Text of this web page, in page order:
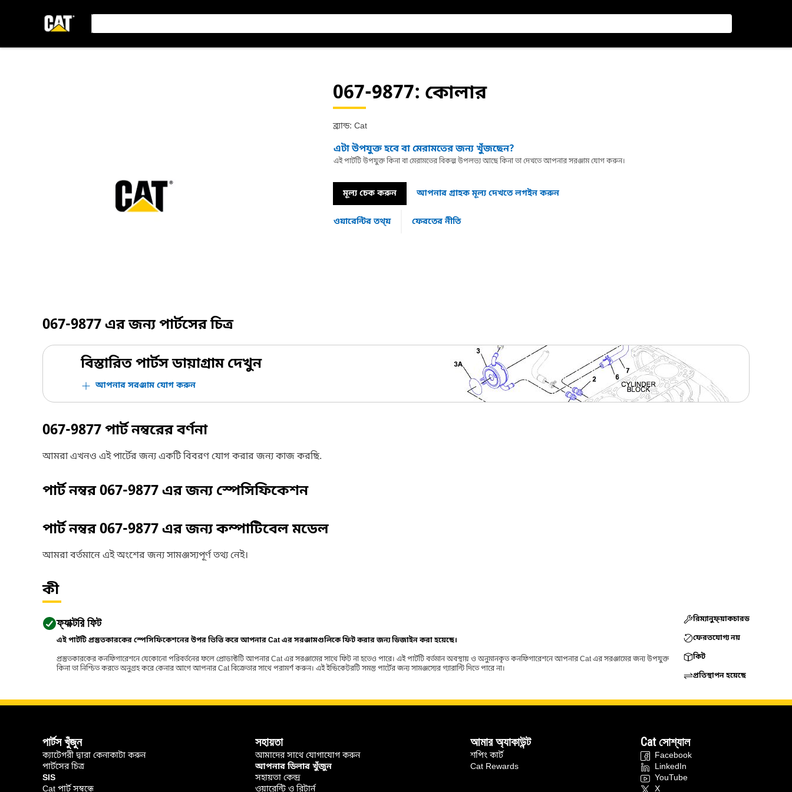
067-9877: কোলার
ব্র্যান্ড: Cat
এটা উপযুক্ত হবে বা মেরামতের জন্য খুঁজছেন?
এই পার্টটি উপযুক্ত কিনা বা মেরামতের বিকল্প উপলভ্য আছে কিনা তা দেখতে আপনার সরঞ্জাম যোগ করুন।
মূল্য চেক করুন আপনার গ্রাহক মূল্য দেখতে লগইন করুন
ওয়ারেন্টির তথ্য় ফেরতের নীতি
067-9877এর জন্য পার্টসের চিত্র
বিস্তারিত পার্টস ডায়াগ্রাম দেখুন
আপনার সরঞ্জাম যোগ করুন
067-9877পার্ট নম্বরের বর্ণনা
আমরা এখনও এই পার্টের জন্য একটি বিবরণ যোগ করার জন্য কাজ করছি.
পার্ট নম্বর067-9877এর জন্য স্পেসিফিকেশন
পার্ট নম্বর067-9877এর জন্য কম্পাটিবেল মডেল
আমরা বর্তমানে এই অংশের জন্য সামঞ্জস্যপূর্ণ তথ্য নেই।
কী
ফ্যাক্টরি ফিট
এই পার্টটি প্রস্তুতকারকের স্পেসিফিকেশনের উপর ভিত্তি করে আপনার Cat এর সরঞ্জামগুলিকে ফিট করার জন্য ডিজাইন করা হয়েছে।
প্রস্তুতকারকের কনফিগারেশনে যেকোনো পরিবর্তনের ফলে প্রোডাক্টটি আপনার Cat এর সরঞ্জামের সাথে ফিট না হতেও পারে। এই পার্টটি বর্তমান অবস্থায় ও অনুমানকৃত কনফিগারেশনে আপনার Cat এর সরঞ্জামের জন্য উপযুক্ত
কিনা তা নিশ্চিত করতে অনুগ্রহ করে কেনার আগে আপনার Cat বিক্রেতার সাথে পরামর্শ করুন। এই ইন্ডিকেটরটি সমস্ত পার্টের জন্য সামঞ্জস্যের গ্যারান্টি দিতে পারে না।
রিম্যানুফ্য়াকচারড
ফেরতযোগ্য নয়
কিট
প্রতিস্থাপন হয়েছে
পার্টস খুঁজুন
ক্যাটেগরী দ্বারা কেনাকাটা করুন
পার্টসের চিত্র
SIS
Cat পার্ট সম্বন্ধে
সহায়তা
আমাদের সাথে যোগাযোগ করুন
আপনার ডিলার খুঁজুন
সহায়তা কেন্দ্র
ওয়ারেন্টি ও রিটার্ন
আমার অ্যাকাউন্ট
শপিং কার্ট
Cat Rewards
Cat সোশ্যাল
Facebook
LinkedIn
YouTube
X